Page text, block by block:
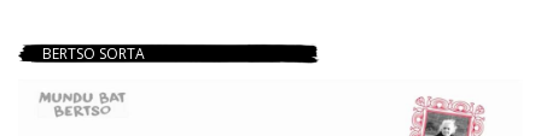
BERTSO SORTA